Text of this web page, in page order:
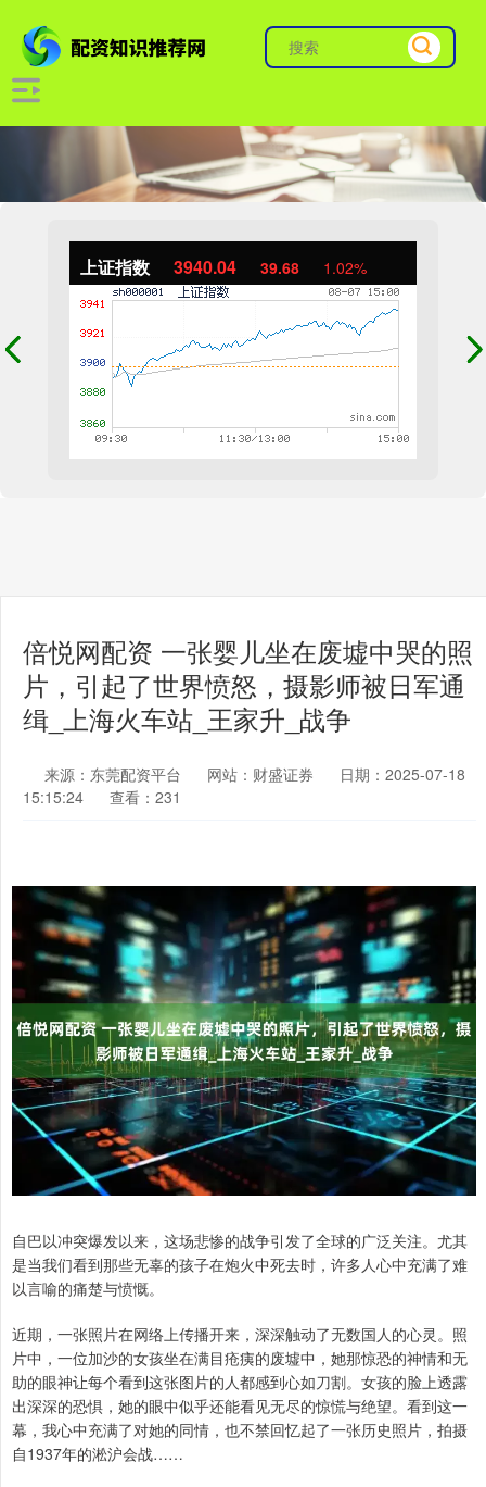
上证指数 3940.04 39.68 1.02%
倍悦网配资 一张婴儿坐在废墟中哭的照
片，引起了世界愤怒，摄影师被日军通
缉_上海火车站_王家升_战争
来源：东莞配资平台 网站：财盛证券
日期：2025-07-18
15:15:24
查看：231
自巴以冲突爆发以来，这场悲惨的战争引发了全球的广泛关注。尤其
是当我们看到那些无辜的孩子在炮火中死去时，许多人心中充满了难
以言喻的痛楚与愤慨。
近期，一张照片在网络上传播开来，深深触动了无数国人的心灵。照
片中，一位加沙的女孩坐在满目疮痍的废墟中，她那惊恐的神情和无
助的眼神让每个看到这张图片的人都感到心如刀割。女孩的脸上透露
出深深的恐惧，她的眼中似乎还能看见无尽的惊慌与绝望。看到这一
幕，我心中充满了对她的同情，也不禁回忆起了一张历史照片，拍摄
自1937年的淞沪会战……